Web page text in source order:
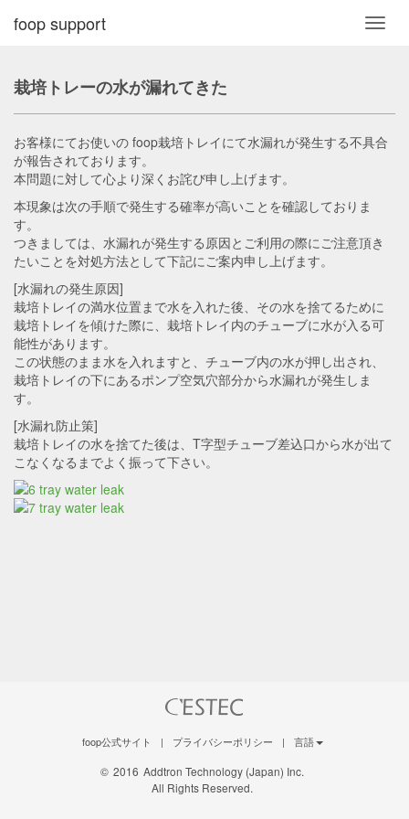
foop support
栽培トレーの水が漏れてきた
お客様にてお使いの foop栽培トレイにて水漏れが発生する不具合
が報告されております。
本問題に対して心より深くお詫び申し上げます。
本現象は次の手順で発生する確率が高いことを確認しておりま
す。
つきましては、水漏れが発生する原因とご利用の際にご注意頂き
たいことを対処方法として下記にご案内申し上げます。
[水漏れの発生原因]
栽培トレイの満水位置まで水を入れた後、その水を捨てるために
栽培トレイを傾けた際に、栽培トレイ内のチューブに水が入る可
能性があります。
この状態のまま水を入れますと、チューブ内の水が押し出され、
栽培トレイの下にあるポンプ空気穴部分から水漏れが発生しま
す。
[水漏れ防止策]
栽培トレイの水を捨てた後は、T字型チューブ差込口から水が出て
こなくなるまでよく振って下さい。
foop公式サイト | プライバシーポリシー | 言語
© 2016 Addtron Technology (Japan) Inc.
All Rights Reserved.